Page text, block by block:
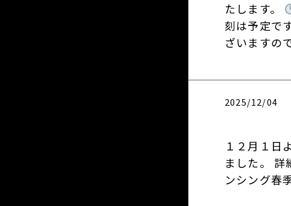
たします。
刻は予定で
ざいますの
2025/12/04
１２月１日
ました。
ンシング